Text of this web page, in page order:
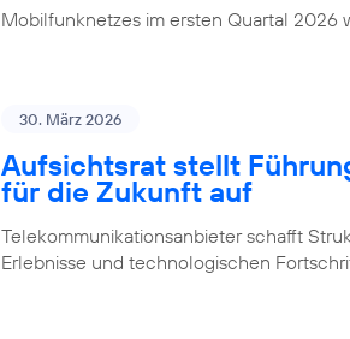
Mobilfunknetzes im ersten Quartal 2026
30. März 2026
Aufsichtsrat stellt
für die Zukunft auf
Telekommunikationsanbieter schafft
Erlebnisse und technologischen